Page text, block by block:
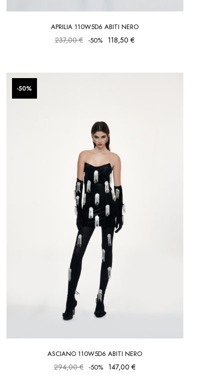
APRILIA 110W5D6 ABITI NERO
237,00 € -50% 118,50 €
ASCIANO 110W5D6 ABITI NERO
294,00 € -50% 147,00 €
-50%